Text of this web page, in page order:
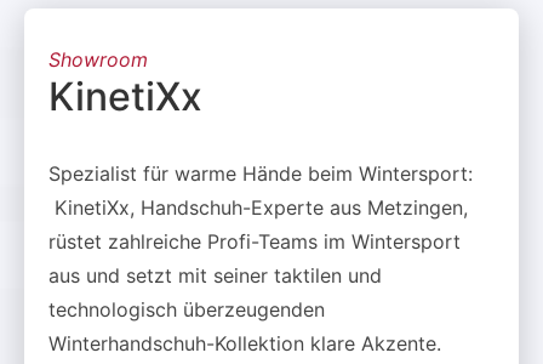
Showroom
KinetiXx
Spezialist für warme Hände beim Wintersport:
KinetiXx, Handschuh-Experte aus Metzingen,
rüstet zahlreiche Profi-Teams im Wintersport
aus und setzt mit seiner taktilen und
technologisch überzeugenden
Winterhandschuh-Kollektion klare Akzente.